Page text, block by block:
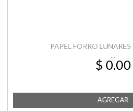
PAPEL FORRO
...
$ 0.00
AGREGAR